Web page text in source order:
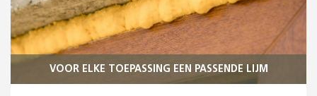
VOOR ELKE TOEPASSING EEN PASSENDE LIJM